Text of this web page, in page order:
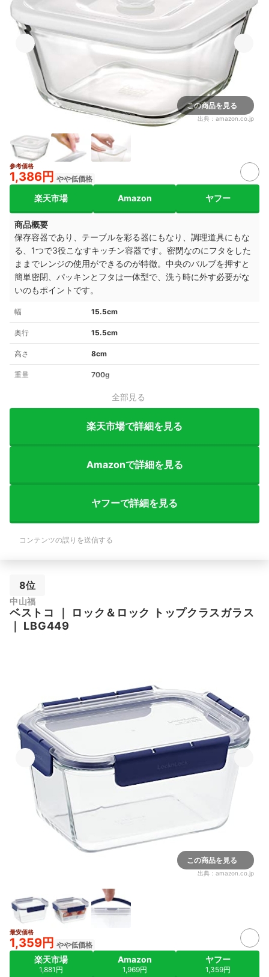
この商品を見る
出典： amazon.co.jp
参考価格
1,386円 やや低価格
楽天市場 Amazon ヤフー
商品概要
保存容器であり、テーブルを彩る器にもなり、調理道具にもな
る、1つで3役こなすキッチン容器です。密閉なのにフタをした
ままでレンジの使用ができるのが特徴。中央のバルブを押すと
簡単密閉、パッキンとフタは一体型で、洗う時に外す必要がな
いのもポイントです。
幅 15.5cm
奥行 15.5cm
高さ 8cm
重量 700g
全部見る
楽天市場で詳細を見る
Amazonで詳細を見る
ヤフーで詳細を見る
コンテンツの誤りを送信する
8位
中山福
ベストコ
ロック＆ロック トップクラスガラス
LBG449
この商品を見る
出典： amazon.co.jp
最安価格
1,359円 やや低価格
楽天市場
1,881円
Amazon
1,969円
ヤフー
1,359円